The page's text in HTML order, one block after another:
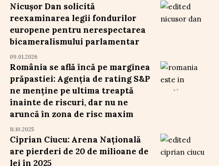
Nicușor Dan solicită
reexaminarea legii fondurilor
europene pentru nerespectarea
bicameralismului parlamentar
09.01.2026
România se află încă pe marginea
prăpastiei: Agenția de rating S&P
ne menține pe ultima treaptă
înainte de riscuri, dar nu ne
aruncă în zona de risc maxim
11.10.2025
Ciprian Ciucu: Arena Națională
are pierderi de 20 de milioane de
lei în 2025